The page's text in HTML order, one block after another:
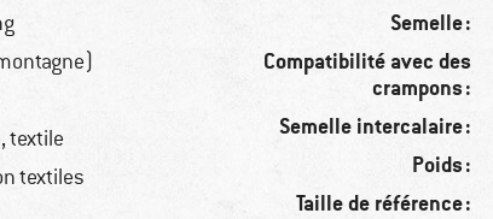
textile
textiles
Semelle :
Compatibilité avec des
crampons :
Semelle intercalaire :
Poids :
Taille de référence :